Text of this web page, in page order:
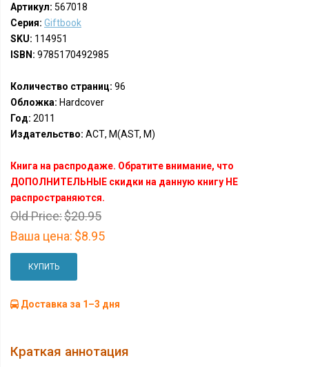
Артикул: 567018
Серия: Giftbook
SKU: 114951
ISBN: 9785170492985
Количество страниц: 96
Обложка: Hardcover
Год: 2011
Издательство: АСТ, М(AST, M)
Книга на распродаже. Обратите внимание, что
ДОПОЛНИТЕЛЬНЫЕ скидки на данную книгу НЕ
распространяются.
Old Price:$20.95
Ваша цена: $8.95
КУПИТЬ
Доставка за 1–3 дня
Краткая аннотация